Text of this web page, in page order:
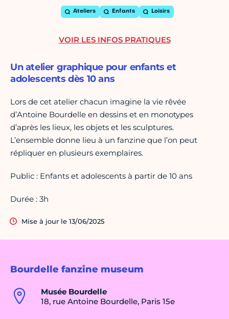
Ateliers Enfants Loisirs
Bourdelle fanzine museum
Musée Bourdelle
18, rue Antoine Bourdelle, Paris 15e
Un atelier graphique pour enfants et
adolescents dès 10 ans
Lors de cet atelier chacun imagine la vie rêvée
d’Antoine Bourdelle en dessins et en monotypes
d’après les lieux, les objets et les sculptures.
L’ensemble donne lieu à un fanzine que l’on peut
répliquer en plusieurs exemplaires.
Public : Enfants et adolescents à partir de 10 ans
Durée : 3h
Mise à jour le 13/06/2025
VOIR LES INFOS PRATIQUES